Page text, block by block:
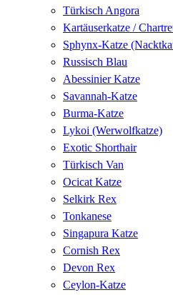
Türkisch Angora
Kartäuserkatze /
Sphynx-Katze
Russisch Blau
Abessinier Katze
Savannah-Katze
Burma-Katze
Lykoi (Werwolfkatze)
Exotic Shorthair
Türkisch Van
Ocicat Katze
Selkirk Rex
Tonkanese
Singapura Katze
Cornish Rex
Devon Rex
Ceylon-Katze